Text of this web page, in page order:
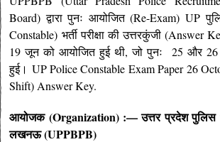
Board) द्वारा पुनः आयोजित (Re-Exam) UP
Constable) भर्ती परीक्षा की उत्तरकुंजी (Answer
19 जून को आयोजित हुई थी, जो पुनः 25 और
हुई। UP Police Constable Exam Paper 26
Shift) Answer Key.
आयोजक (Organization) :— उत्तर प्रदेश पुलिस
लखनऊ (UPPBPB)